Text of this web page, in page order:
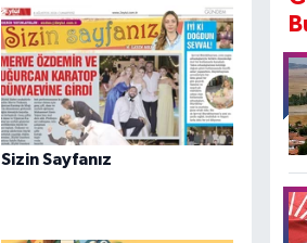
Sizin Sayfanız